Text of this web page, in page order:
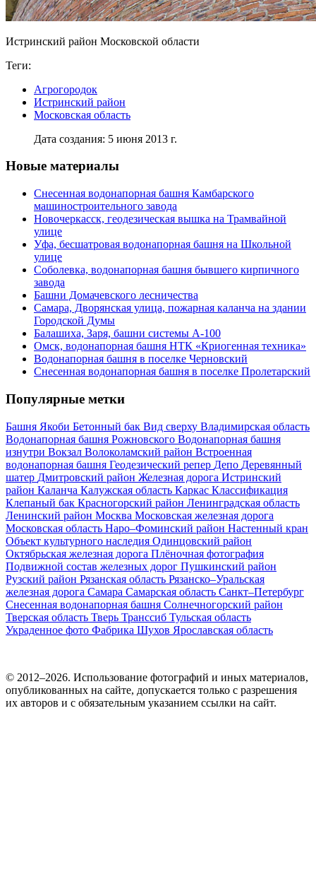
Истринский район Московской области
Теги:
Агрогородок
Истринский район
Московская область
Дата создания: 5 июня 2013 г.
Новые материалы
Снесенная водонапорная башня Камбарского
машиностроительного завода
Новочеркасск, геодезическая вышка на Трамвайной
улице
Уфа, бесшатровая водонапорная башня на Школьной
улице
Соболевка, водонапорная башня бывшего кирпичного
завода
Башни Домачевского лесничества
Самара, Дворянская улица, пожарная каланча на здании
Городской Думы
Балашиха, Заря, башни системы А-100
Омск, водонапорная башня НТК «Криогенная техника»
Водонапорная башня в поселке Черновский
Снесенная водонапорная башня в поселке Пролетарский
Популярные метки
Башня Якоби Бетонный бак Вид сверху Владимирская область
Водонапорная башня Рожновского Водонапорная башня
изнутри Вокзал Волоколамский район Встроенная
водонапорная башня Геодезический репер Депо Деревянный
шатер Дмитровский район Железная дорога Истринский
район Каланча Калужская область Каркас Классификация
Клепаный бак Красногорский район Ленинградская область
Ленинский район Москва Московская железная дорога
Московская область Наро–Фоминский район Настенный кран
Объект культурного наследия Одинцовский район
Октябрьская железная дорога Плёночная фотография
Подвижной состав железных дорог Пушкинский район
Рузский район Рязанская область Рязанско–Уральская
железная дорога Самара Самарская область Санкт–Петербург
Снесенная водонапорная башня Солнечногорский район
Тверская область Тверь Транссиб Тульская область
Украденное фото Фабрика Шухов Ярославская область
© 2012–2026. Использование фотографий и иных материалов,
опубликованных на сайте, допускается только с разрешения
их авторов и c обязательным указанием ссылки на сайт.